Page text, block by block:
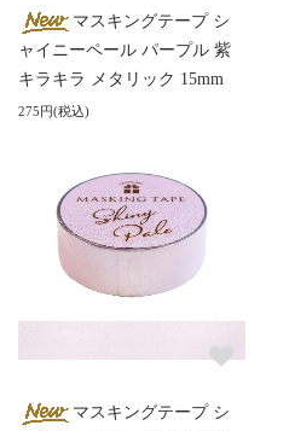
マスキングテープ シ
ャイニーペール パープル 紫
キラキラ メタリック 15mm
275円(税込)
マスキングテープ シ